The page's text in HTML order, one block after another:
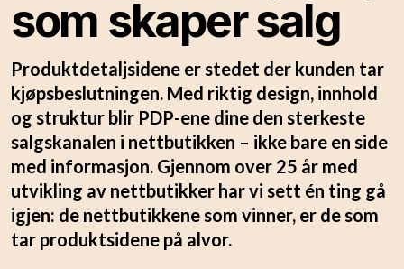
som skaper salg
Produktdetaljsidene er stedet der kunden tar
kjøpsbeslutningen. Med riktig design, innhold
og struktur blir PDP-ene dine den sterkeste
salgskanalen i nettbutikken – ikke bare en side
med informasjon. Gjennom over 25 år med
utvikling av nettbutikker har vi sett én ting gå
igjen: de nettbutikkene som vinner, er de som
tar produktsidene på alvor.